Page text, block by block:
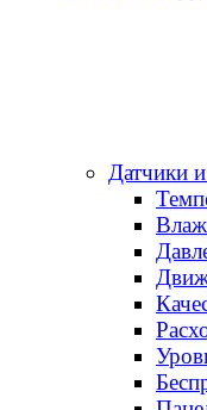
Датчики